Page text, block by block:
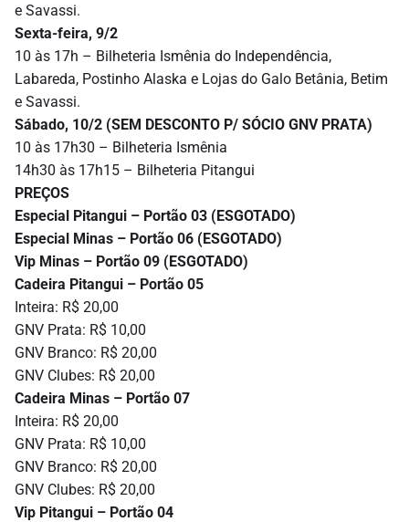
e Savassi.
Sexta-feira, 9/2
10 às 17h – Bilheteria Ismênia do Independência,
Labareda, Postinho Alaska e Lojas do Galo Betânia, Betim
e Savassi.
Sábado, 10/2 (SEM DESCONTO P/ SÓCIO GNV PRATA)
10 às 17h30 – Bilheteria Ismênia
14h30 às 17h15 – Bilheteria Pitangui
PREÇOS
Especial Pitangui – Portão 03 (ESGOTADO)
Especial Minas – Portão 06 (ESGOTADO)
Vip Minas – Portão 09 (ESGOTADO)
Cadeira Pitangui – Portão 05
Inteira: R$ 20,00
GNV Prata: R$ 10,00
GNV Branco: R$ 20,00
GNV Clubes: R$ 20,00
Cadeira Minas – Portão 07
Inteira: R$ 20,00
GNV Prata: R$ 10,00
GNV Branco: R$ 20,00
GNV Clubes: R$ 20,00
Vip Pitangui – Portão 04